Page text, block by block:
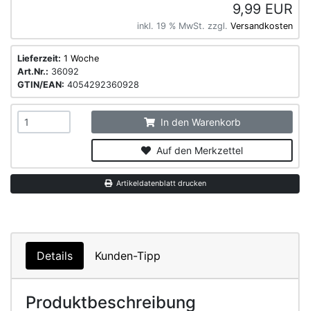
9,99 EUR
inkl. 19 % MwSt. zzgl. Versandkosten
Lieferzeit: 1 Woche
Art.Nr.: 36092
GTIN/EAN: 4054292360928
In den Warenkorb
Auf den Merkzettel
Artikeldatenblatt drucken
Details Kunden-Tipp
Produktbeschreibung